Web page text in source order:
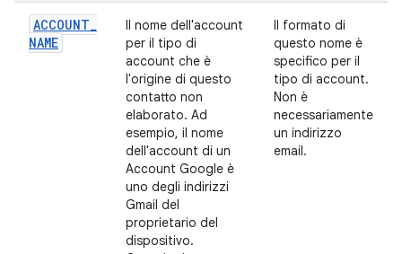
ACCOUNT_
NAME
Il nome dell'account
per il tipo di
account che è
l'origine di questo
contatto non
elaborato. Ad
esempio, il nome
dell'account di un
Account Google è
uno degli indirizzi
Gmail del
proprietario del
dispositivo.
Il formato di
questo nome è
specifico per il
tipo di account.
Non è
necessariamente
un indirizzo
email.